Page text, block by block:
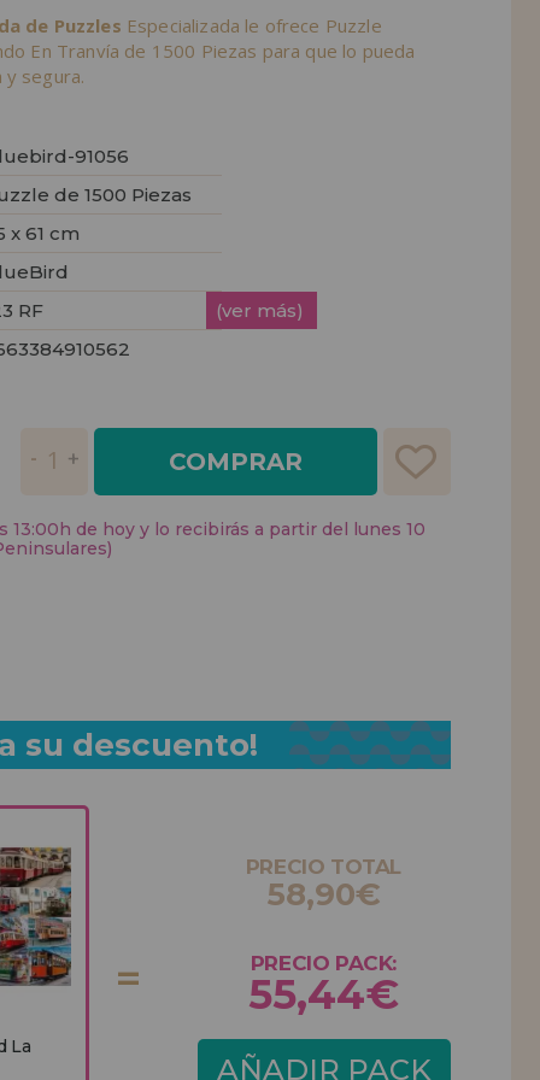
de Puzzles Especializada le ofrece Puzzle
En Tranvía de 1500 Piezas para que lo pueda
segura.
91056
de 1500 Piezas
x 61 cm
RF
(ver más)
COMPRAR
13:00h de hoy y lo recibirás a partir del lunes 10
su descuento!
La
PRECIO TOTAL
58,90€
PRECIO PACK:
55,44€
AÑADIR PACK